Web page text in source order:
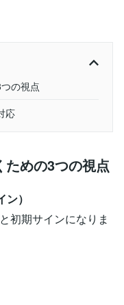
の視点
応
めの3つの視点
）
初期サインになりま